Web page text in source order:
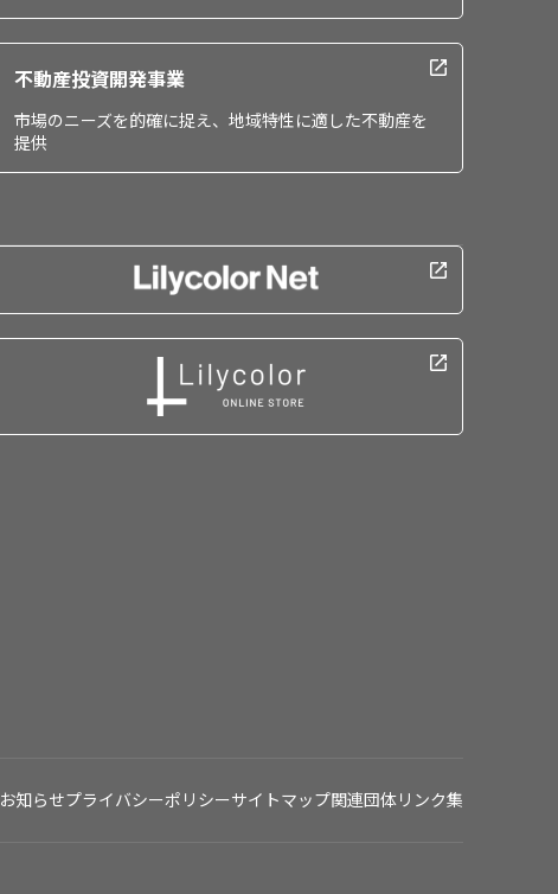
不動産投資開発事業
市場のニーズを的確に捉え、地域特性に適した不動産を
提供
お知らせプライバシーポリシーサイトマップ関連団体リンク集